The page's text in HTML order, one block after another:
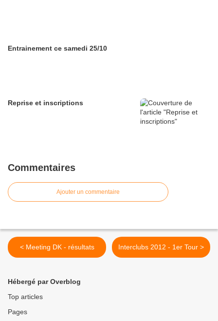
Entrainement ce samedi 25/10
Reprise et inscriptions
Commentaires
Ajouter un commentaire
< Meeting DK - résultats Interclubs 2012 - 1er Tour >
Hébergé par Overblog
Top articles
Pages